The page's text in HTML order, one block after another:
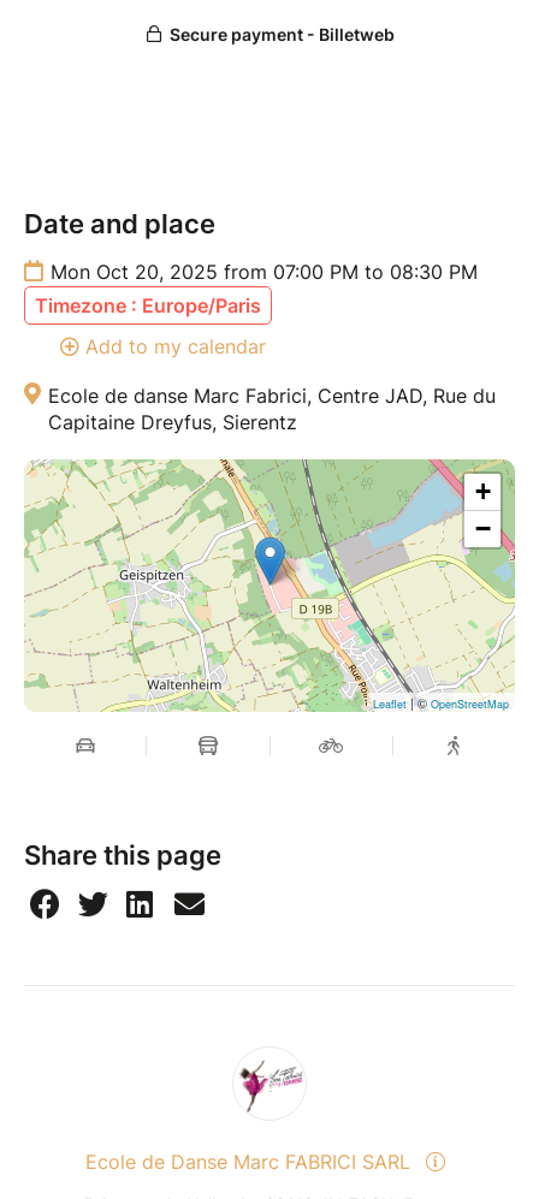
Tarifs :
Membre
15 € pour les participant·es extérieurs
Date and place
Mon Oct 20, 2025 from 07:00 PM to 08:30 PM
Timezone : Europe/Paris
Add to my calendar
Ecole de danse Marc Fabrici, Centre JAD, Rue du
Capitaine Dreyfus, Sierentz
+
−
Leaflet| © OpenStreetMap
Share this page
Ecole de Danse Marc FABRICI SARL